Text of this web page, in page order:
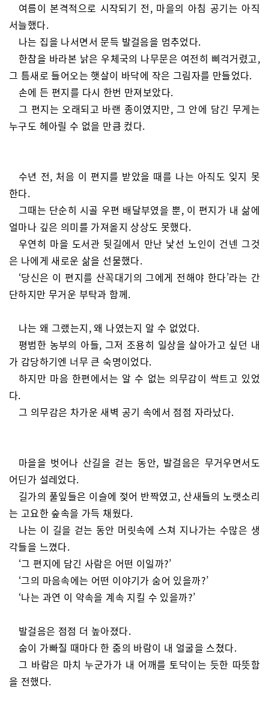
여름이 본격적으로 시작되기 전, 마을의 아침 공기는 아직
서늘했다.
나는 집을 나서면서 문득 발걸음을 멈추었다.
한참을 바라본 낡은 우체국의 나무문은 여전히 삐걱거렸고,
그 틈새로 들어오는 햇살이 바닥에 작은 그림자를 만들었다.
손에 든 편지를 다시 한번 만져보았다.
그 편지는 오래되고 바랜 종이였지만, 그 안에 담긴 무게는
누구도 헤아릴 수 없을 만큼 컸다.
수년 전, 처음 이 편지를 받았을 때를 나는 아직도 잊지 못
한다.
그때는 단순히 시골 우편 배달부였을 뿐, 이 편지가 내 삶에
얼마나 깊은 의미를 가져올지 상상도 못했다.
우연히 마을 도서관 뒷길에서 만난 낯선 노인이 건넨 그것
은 나에게 새로운 삶을 선물했다.
‘당신은 이 편지를 산꼭대기의 그에게 전해야 한다’라는 간
단하지만 무거운 부탁과 함께.
나는 왜 그랬는지, 왜 나였는지 알 수 없었다.
평범한 농부의 아들, 그저 조용히 일상을 살아가고 싶던 내
가 감당하기엔 너무 큰 숙명이었다.
하지만 마음 한편에서는 알 수 없는 의무감이 싹트고 있었
다.
그 의무감은 차가운 새벽 공기 속에서 점점 자라났다.
마을을 벗어나 산길을 걷는 동안, 발걸음은 무거우면서도
어딘가 설레었다.
길가의 풀잎들은 이슬에 젖어 반짝였고, 산새들의 노랫소리
는 고요한 숲속을 가득 채웠다.
나는 이 길을 걷는 동안 머릿속에 스쳐 지나가는 수많은 생
각들을 느꼈다.
‘그 편지에 담긴 사람은 어떤 이일까?’
‘그의 마음속에는 어떤 이야기가 숨어 있을까?’
‘나는 과연 이 약속을 계속 지킬 수 있을까?’
발걸음은 점점 더 높아졌다.
숨이 가빠질 때마다 한 줌의 바람이 내 얼굴을 스쳤다.
그 바람은 마치 누군가가 내 어깨를 토닥이는 듯한 따뜻함
을 전했다.